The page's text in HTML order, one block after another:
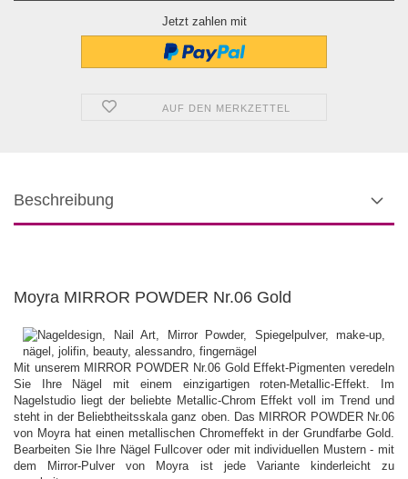
Jetzt zahlen mit
AUF DEN MERKZETTEL
Beschreibung
Moyra MIRROR POWDER Nr.06 Gold
Mit unserem MIRROR POWDER Nr.06 Gold Effekt-Pigmenten veredeln
Sie Ihre Nägel mit einem einzigartigen roten-Metallic-Effekt. Im
Nagelstudio liegt der beliebte Metallic-Chrom Effekt voll im Trend und
steht in der Beliebtheitsskala ganz oben. Das MIRROR POWDER Nr.06
von Moyra hat einen metallischen Chromeffekt in der Grundfarbe Gold.
Bearbeiten Sie Ihre Nägel Fullcover oder mit individuellen Mustern - mit
dem Mirror-Pulver von Moyra ist jede Variante kinderleicht zu